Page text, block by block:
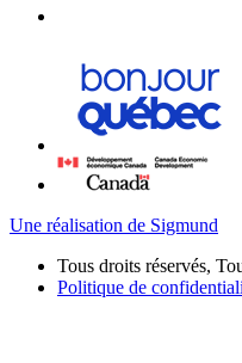
Une réalisation de Sigmund
Tous droits réservés,
Politique de